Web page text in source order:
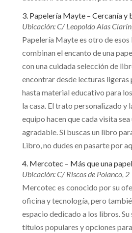
3. Papelería Mayte – Cercanía y
Ubicación: C/ Leopoldo Alas
Papelería Mayte es otro de esos
combinan el encanto de una
con una cuidada selección de
encontrar desde lecturas ligeras
hasta material educativo para
la casa. El trato personalizado y
equipo hacen que cada visita
agradable. Si buscas un libro
Libro, no dudes en pasarte por
4. Mercotec – Más que una
Ubicación: C/ Riscos de Polanco, 2
Mercotec es conocido por su
oficina y tecnología, pero
espacio dedicado a los libros.
títulos populares y opciones